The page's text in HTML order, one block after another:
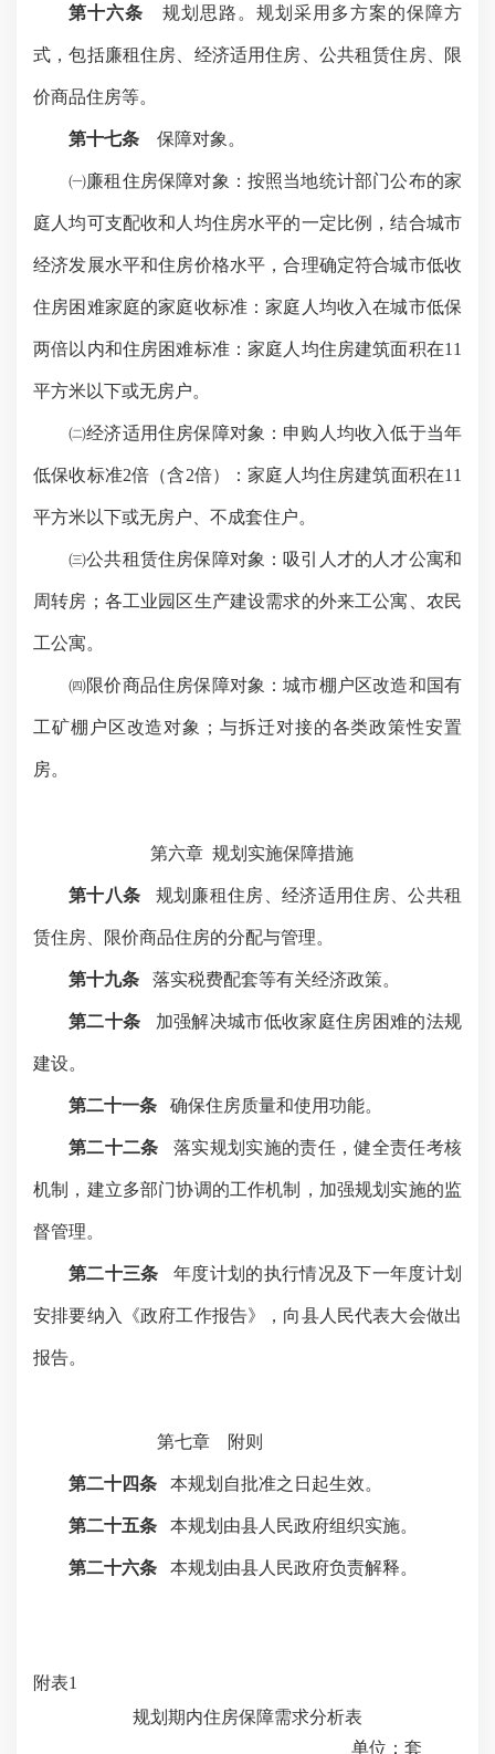
第十六条规划思路。规划采用多方案的保障方
式，包括廉租住房、经济适用住房、公共租赁住房、限
价商品住房等。
第十七条 保障对象。
㈠廉租住房保障对象：按照当地统计部门公布的家
庭人均可支配收和人均住房水平的一定比例，结合城市
经济发展水平和住房价格水平，合理确定符合城市低收
住房困难家庭的家庭收标准：家庭人均收入在城市低保
两倍以内和住房困难标准：家庭人均住房建筑面积在11
平方米 以下或无房户。
㈡经济适用住房保障对象：申购人均收入低于当年
低保收标准2倍（含2倍）：家庭人均住房建筑面积在11
平方米 以下或无房户、不成套住户。
㈢公共租赁住房保障对象：吸引人才的人才公寓和
周转房；各工业园区生产建设需求的外来工公寓、农民
工公寓。
㈣限价商品住房保障对象：城市棚户区改造和国有
工矿棚户区改造对象；与拆迁对接的各类政策性安置
房。
第六章 规划实施保障措施
第十八条 规划廉租住房、经济适用住房、公共租
赁住房、限价商品住房的分配与管理。
第十九条 落实税费配套等有关经济政策。
第二十条 加强解决城市低收家庭住房困难的法规
建设。
第二十一条 确保住房质量和使用功能。
第二十二条 落实规划实施的责任，健全责任考核
机制，建立多部门协调的工作机制，加强规划实施的监
督管理。
第二十三条 年度计划的执行情况及下一年度计划
安排要纳入《政府工作报告》，向县人民代表大会做出
报告。
第七章 附则
第二十四条 本规划自批准之日起生效。
第二十五条 本规划由县人民政府组织实施。
第二十六条 本规划由县人民政府负责解释。
附表1
规划期内住房保障需求分析表
单位：套